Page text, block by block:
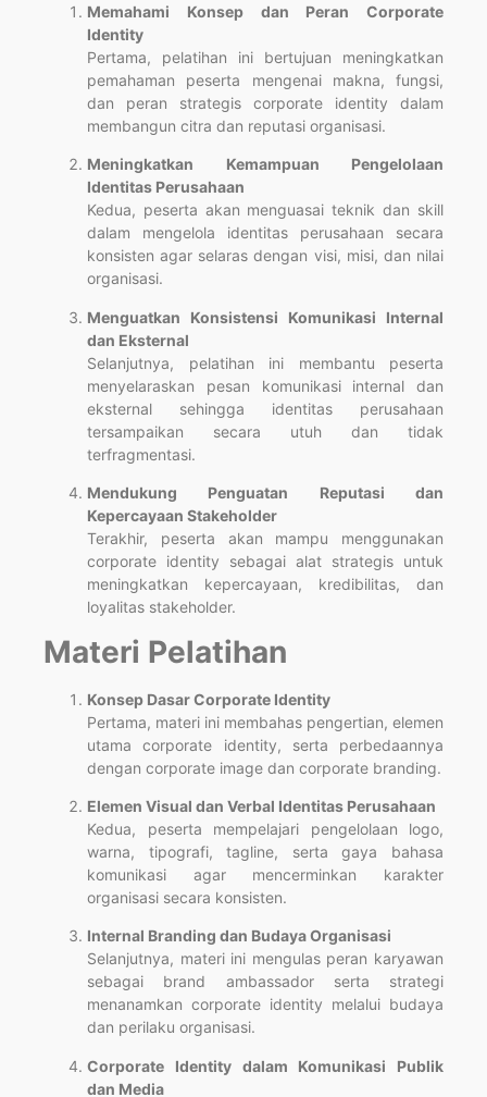
Memahami Konsep dan Peran Corporate
Identity
Pertama, pelatihan ini bertujuan meningkatkan
pemahaman peserta mengenai makna, fungsi,
dan peran strategis corporate identity dalam
membangun citra dan reputasi organisasi.
Meningkatkan Kemampuan Pengelolaan
Identitas Perusahaan
Kedua, peserta akan menguasai teknik dan skill
dalam mengelola identitas perusahaan secara
konsisten agar selaras dengan visi, misi, dan nilai
organisasi.
Menguatkan Konsistensi Komunikasi Internal
dan Eksternal
Selanjutnya, pelatihan ini membantu peserta
menyelaraskan pesan komunikasi internal dan
eksternal sehingga identitas perusahaan
tersampaikan secara utuh dan tidak
terfragmentasi.
Mendukung Penguatan Reputasi dan
Kepercayaan Stakeholder
Terakhir, peserta akan mampu menggunakan
corporate identity sebagai alat strategis untuk
meningkatkan kepercayaan, kredibilitas, dan
loyalitas stakeholder.
Materi Pelatihan
Konsep Dasar Corporate Identity
Pertama, materi ini membahas pengertian, elemen
utama corporate identity, serta perbedaannya
dengan corporate image dan corporate branding.
Elemen Visual dan Verbal Identitas Perusahaan
Kedua, peserta mempelajari pengelolaan logo,
warna, tipografi, tagline, serta gaya bahasa
komunikasi agar mencerminkan karakter
organisasi secara konsisten.
Internal Branding dan Budaya Organisasi
Selanjutnya, materi ini mengulas peran karyawan
sebagai brand ambassador serta strategi
menanamkan corporate identity melalui budaya
dan perilaku organisasi.
Corporate Identity dalam Komunikasi Publik
dan Media